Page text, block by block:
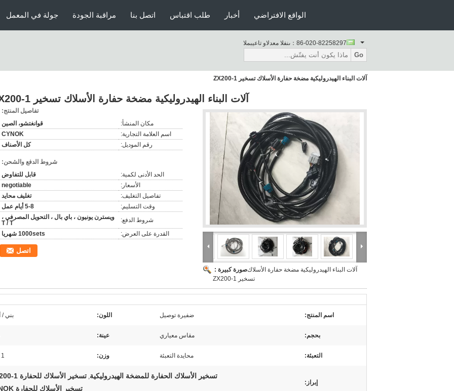
جولة في المعمل مراقبة الجودة اتصل بنا طلب اقتباس أخبار الواقع الافتراضي
المبيعات والدعم الفنى： 86-020-82258297
Go
آلات البناء الهيدروليكية مضخة حفارة الأسلاك تسخير ZX200-1
آلات البناء الهيدروليكية مضخة حفارة الأسلاك تسخير ZX200-1
صورة كبيرة :آلات البناء الهيدروليكية مضخة حفارة الأسلاك
تسخير ZX200-1
تفاصيل المنتج:
مكان المنشأ:
قوانغتشو، الصين
اسم العلامة التجارية:
CYNOK
رقم الموديل:
كل الأصناف
شروط الدفع والشحن:
الحد الأدنى لكمية:
قابل للتفاوض
الأسعار:
negotiable
تفاصيل التغليف:
تغليف محايد
وقت التسليم:
5-8 أيام عمل
شروط الدفع:
ويسترن يونيون ، باي بال ، التحويل المصرفي ،
T / T
القدرة على العرض:
1000sets شهريا
اتصل
اسم المنتج: ضفيرة توصيل اللون: بني /
بحجم: مقاس معياري عينة:
التعبئة: محايدة التعبئة وزن: 1 كجم
إبراز:
تسخير الأسلاك الحفارة للمضخة الهيدروليكية, تسخير الأسلاك للحفارة ZX200-1
تسخير الأسلاك للحفارة CYNOK